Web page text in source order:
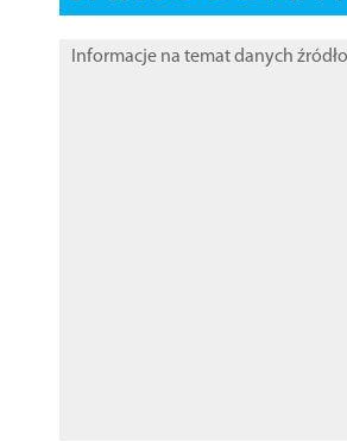
Informacje na temat danych